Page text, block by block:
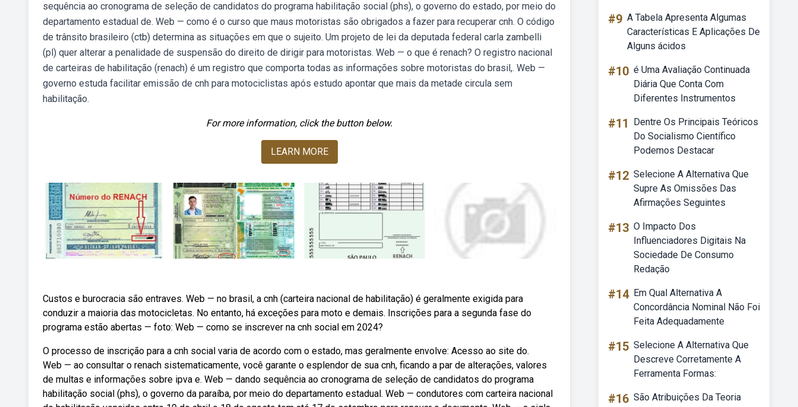
sequência ao cronograma de seleção de candidatos do programa habilitação social (phs), o governo do estado, por meio do
departamento estadual de. Web — como é o curso que maus motoristas são obrigados a fazer para recuperar cnh. O código
de trânsito brasileiro (ctb) determina as situações em que o sujeito. Um projeto de lei da deputada federal carla zambelli
(pl) quer alterar a penalidade de suspensão do direito de dirigir para motoristas. Web — o que é renach? O registro nacional
de carteiras de habilitação (renach) é um registro que comporta todas as informações sobre motoristas do brasil,. Web —
governo estuda facilitar emissão de cnh para motociclistas após estudo apontar que mais da metade circula sem
habilitação.
For more information, click the button below.
LEARN MORE
Custos e burocracia são entraves. Web — no brasil, a cnh (carteira nacional de habilitação) é geralmente exigida para
conduzir a maioria das motocicletas. No entanto, há exceções para moto e demais. Inscrições para a segunda fase do
programa estão abertas — foto: Web — como se inscrever na cnh social em 2024?
O processo de inscrição para a cnh social varia de acordo com o estado, mas geralmente envolve: Acesso ao site do.
Web — ao consultar o renach sistematicamente, você garante o esplendor de sua cnh, ficando a par de alterações, valores
de multas e informações sobre ipva e. Web — dando sequência ao cronograma de seleção de candidatos do programa
habilitação social (phs), o governo da paraíba, por meio do departamento estadual. Web — condutores com carteira nacional
#9 A Tabela Apresenta Algumas
Características E Aplicações De
Alguns ácidos
#10 é Uma Avaliação Continuada
Diária Que Conta Com
Diferentes Instrumentos
#11
Dentre Os Principais Teóricos
Do Socialismo Científico
Podemos Destacar
#12 Selecione A Alternativa Que
Supre As Omissões Das
Afirmações Seguintes
#13 O Impacto Dos
Influenciadores Digitais Na
Sociedade De Consumo
Redação
#14 Em Qual Alternativa A
Concordância Nominal Não Foi
Feita Adequadamente
#15 Selecione A Alternativa Que
Descreve Corretamente A
Ferramenta Formas:
#16 São Atribuições Da Teoria